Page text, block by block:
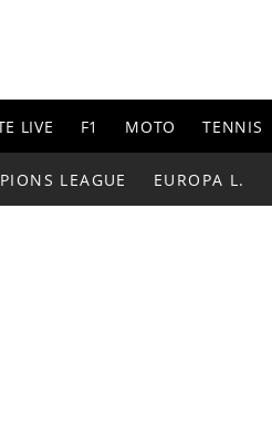
LIVE F1 MOTO TENNIS
LEAGUE EUROPA L.